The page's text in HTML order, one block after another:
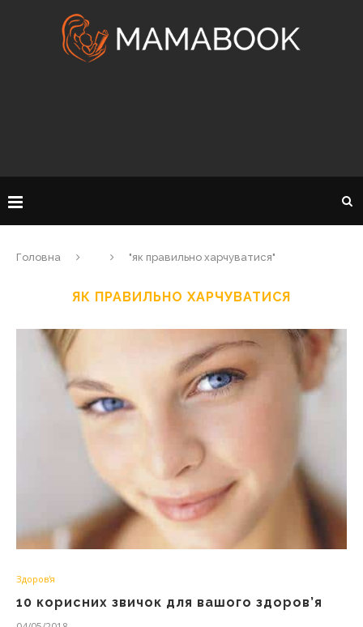
Головна "як правильно харчуватися"
ЯК ПРАВИЛЬНО ХАРЧУВАТИСЯ
Здоров'я
10 корисних звичок для вашого здоров’я